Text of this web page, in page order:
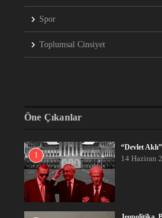
Spor
Toplumsal Cinsiyet
Öne Çıkanlar
1
“Devlet
14 Haziran